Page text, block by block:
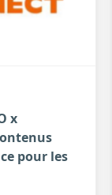
x
pour les